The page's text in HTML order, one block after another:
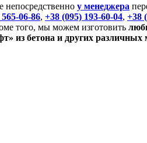
непосредственно у менеджера
06-86, +38 (095) 193-60-04, +38
того, мы можем изготовить
из бетона и других